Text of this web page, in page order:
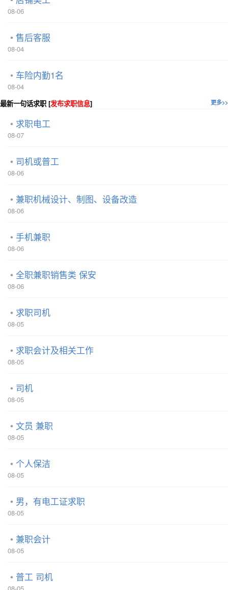
08-06
售后客服
08-04
车险内勤1名
08-04
更多>>
最新一句话求职 [发布求职信息]
求职电工
08-07
司机或普工
08-06
兼职机械设计、制图、设备改造
08-06
手机兼职
08-06
全职兼职销售类 保安
08-06
求职司机
08-05
求职会计及相关工作
08-05
司机
08-05
文员 兼职
08-05
个人保洁
08-05
男，有电工证求职
08-05
兼职会计
08-05
普工 司机